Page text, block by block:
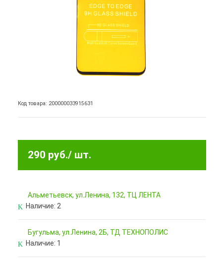
Код товара: 200000033915631
290 руб./ шт.
Альметьевск, ул.Ленина, 132, ТЦ ЛЕНТА
Наличие: 2
Бугульма, ул.Ленина, 2Б, ТД ТЕХНОПОЛИС
Наличие: 1